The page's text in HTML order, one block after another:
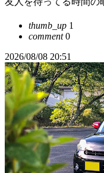
thumb_up 1
comment0
2026/08/08 20:51